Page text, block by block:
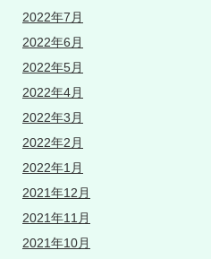
2022年7月
2022年6月
2022年5月
2022年4月
2022年3月
2022年2月
2022年1月
2021年12月
2021年11月
2021年10月